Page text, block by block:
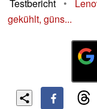
Testbericht
•
gekühlt, güns...